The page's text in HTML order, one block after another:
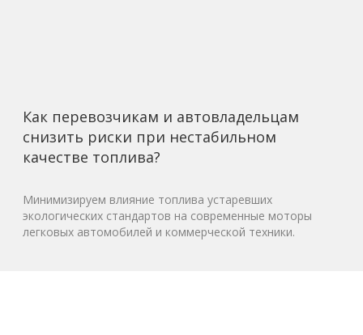
Как перевозчикам и автовладельцам
снизить риски при нестабильном
качестве топлива?
Минимизируем влияние топлива устаревших
экологических стандартов на современные моторы
легковых автомобилей и коммерческой техники.